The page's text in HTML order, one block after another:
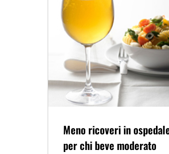
Meno ricoveri in
per chi beve moderato